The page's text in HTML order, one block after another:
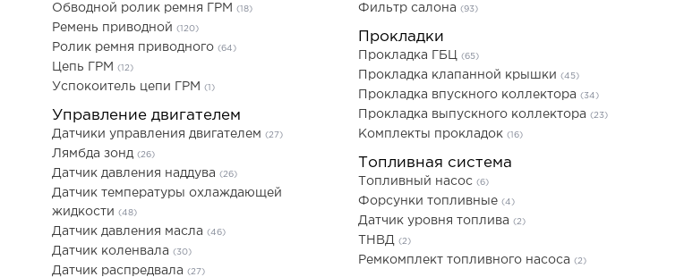
Обводной ролик ремня ГРМ (18)
Ремень приводной (120)
Ролик ремня приводного (64)
Цепь ГРМ (12)
Успокоитель цепи ГРМ (1)
Фильтр салона (93)
Прокладки
Прокладка ГБЦ (65)
Прокладка клапанной крышки (45)
Прокладка впускного коллектора (34)
Прокладка выпускного коллектора (23)
Комплекты прокладок (16)
Управление двигателем
Датчики управления двигателем (27)
Лямбда зонд (26)
Датчик давления наддува (26)
Датчик температуры охлаждающей
жидкости (48)
Датчик давления масла (46)
Датчик коленвала (30)
Датчик распредвала (27)
Топливная система
Топливный насос (6)
Форсунки топливные (4)
Датчик уровня топлива (2)
ТНВД (2)
Ремкомплект топливного насоса (2)